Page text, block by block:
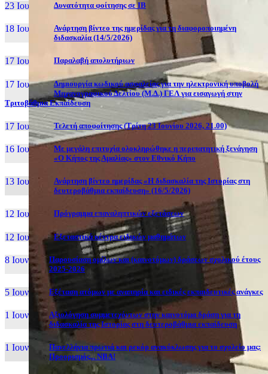
23 Ιουν, 26 Δυνατότητα φοίτησης σε ΙΒ
18 Ιουν, 26
Ανάρτηση βίντεο της ημερίδας για τη διαφοροποιημένη
διδασκαλία (14/5/2026)
17 Ιουν, 26 Παραλαβή απολυτήριων
17 Ιουν, 26
Δημιουργία κωδικού ασφαλείας για την ηλεκτρονική υποβολή
Μηχανογραφικού Δελτίου (Μ.Δ.) ΓΕΛ για εισαγωγή στην
Τριτοβάθμια Εκπαίδευση
17 Ιουν, 26 Τελετή αποφοίτησης (Τρίτη 23 Ιουνίου 2026, 21.00)
16 Ιουν, 26
Με μεγάλη επιτυχία ολοκληρώθηκε η περιπατητική ξενάγηση
«Ο Κήπος της Αμαλίας» στον Εθνικό Κήπο
13 Ιουν, 26
Ανάρτηση βίντεο ημερίδας «Η διδασκαλία της Ιστορίας στη
δευτεροβάθμια εκπαίδευση» (16/5/2026)
12 Ιουν, 26 Πρόγραμμα επαναληπτικών εξετάσεων
12 Ιουν, 26 Εξεταστικά κέντρα ειδικών μαθημάτων
8 Ιουν, 26
Παρουσίαση ομίλων και (καινοτόμων) δράσεων σχολικού έτους
2025-2026
5 Ιουν, 26 Εξέταση ατόμων με αναπηρία και ειδικές εκπαιδευτικές ανάγκες
1 Ιουν, 26
Αξιολόγηση συμμετεχόντων στην καινοτόμα δράση για τη
διδασκαλία της Ιστορίας στη δευτεροβάθμια εκπαίδευση
1 Ιουν, 26
Πανελλήνια πρωτιά και ρεκόρ ανακύκλωσης για το σχολείο μας:
Προορισμός... NBA!